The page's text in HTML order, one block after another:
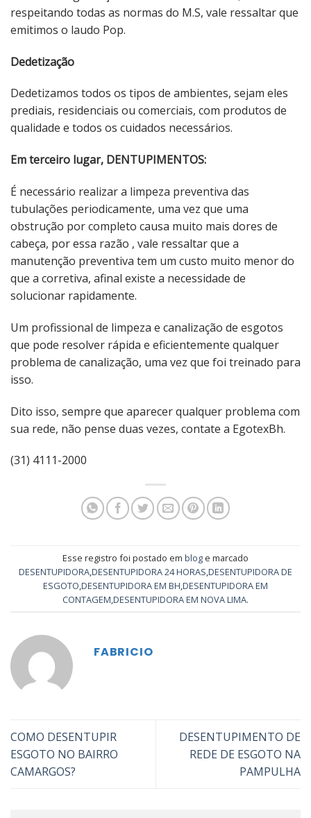
respeitando todas as normas do M.S, vale ressaltar que
emitimos o laudo Pop.
Dedetização
Dedetizamos todos os tipos de ambientes, sejam eles
prediais, residenciais ou comerciais, com produtos de
qualidade e todos os cuidados necessários.
Em terceiro lugar, DENTUPIMENTOS:
É necessário realizar a limpeza preventiva das
tubulações periodicamente, uma vez que uma
obstrução por completo causa muito mais dores de
cabeça, por essa razão , vale ressaltar que a
manutenção preventiva tem um custo muito menor do
que a corretiva, afinal existe a necessidade de
solucionar rapidamente.
Um profissional de limpeza e canalização de esgotos
que pode resolver rápida e eficientemente qualquer
problema de canalização, uma vez que foi treinado para
isso.
Dito isso, sempre que aparecer qualquer problema com
sua rede, não pense duas vezes, contate a EgotexBh.
(31) 4111-2000
Esse registro foi postado em blog e marcado
DESENTUPIDORA,DESENTUPIDORA 24 HORAS,DESENTUPIDORA DE
ESGOTO,DESENTUPIDORA EM BH,DESENTUPIDORA EM
CONTAGEM,DESENTUPIDORA EM NOVA LIMA.
FABRICIO
COMO DESENTUPIR
ESGOTO NO BAIRRO
CAMARGOS?
DESENTUPIMENTO DE
REDE DE ESGOTO NA
PAMPULHA